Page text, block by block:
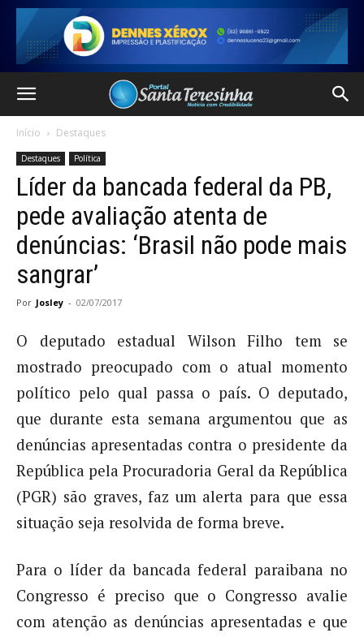
Início Destaques
Destaques Política
Líder da bancada federal da PB,
pede avaliação atenta de
denúncias: ‘Brasil não pode mais
sangrar’
Por Josley - 02/07/2017
O deputado estadual Wilson Filho tem se
mostrado preocupado com o atual momento
político pelo qual passa o país. O deputado,
que durante esta semana argumentou que as
denúncias apresentadas contra o presidente da
República pela Procuradoria Geral da República
(PGR) são graves, faz um alerta para que essa
situação seja resolvida de forma breve.
Para o líder da bancada federal paraibana no
Congresso é preciso que o Congresso avalie
com atenção as denúncias apresentadas e que